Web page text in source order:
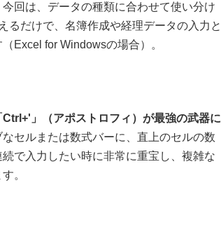
回は、データの種類に合わせて使い分け
るだけで、名簿作成や経理データの入力と
Excel for Windowsの場合）。
」（アポストロフィ）が最強の武器に
セルまたは数式バーに、直上のセルの数
で入力したい時に非常に重宝し、複雑な
。